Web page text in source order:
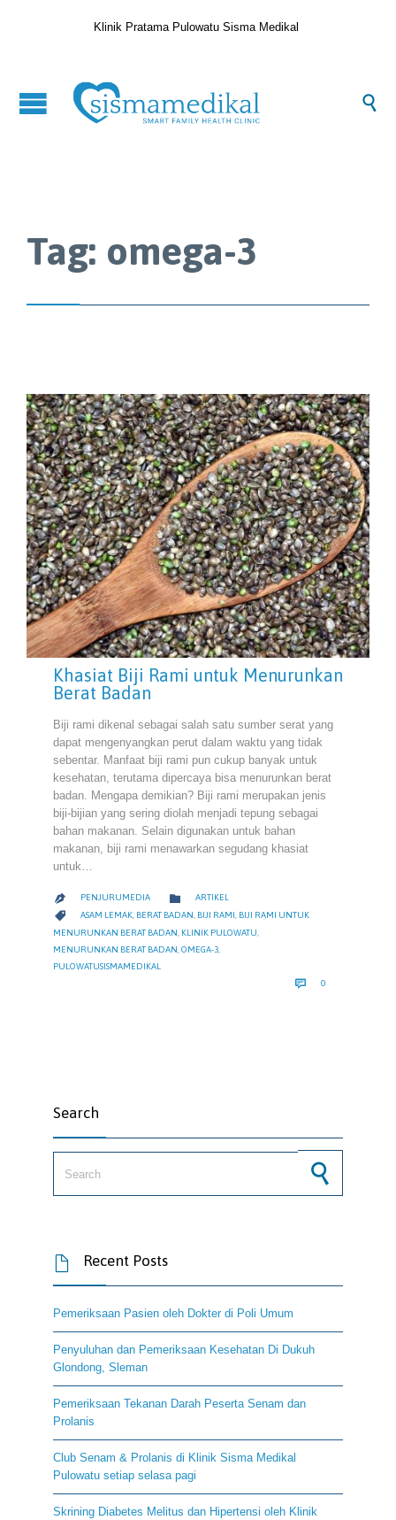
Klinik Pratama Pulowatu Sisma Medikal

Tag: omega-3
Khasiat Biji Rami untuk Menurunkan
Berat Badan
Biji rami dikenal sebagai salah satu sumber serat yang
dapat mengenyangkan perut dalam waktu yang tidak
sebentar. Manfaat biji rami pun cukup banyak untuk
kesehatan, terutama dipercaya bisa menurunkan berat
badan. Mengapa demikian? Biji rami merupakan jenis
biji-bijian yang sering diolah menjadi tepung sebagai
bahan makanan. Selain digunakan untuk bahan
makanan, biji rami menawarkan segudang khasiat
untuk…
 PENJURUMEDIA  CATEGORY
ARTIKEL
 CATEGORY
ASAM LEMAK, BERAT BADAN, BIJI RAMI , BIJI RAMI UNTUK
MENURUNKAN BERAT BADAN KLINIK PULOWATU
MENURUNKAN BERAT BADAN OMEGA-3
PULOWATUSISMAMEDIKAL
 0
Search
 Recent Posts
Pemeriksaan Pasien oleh Dokter di Poli Umum
Penyuluhan dan Pemeriksaan Kesehatan Di Dukuh
Glondong, Sleman
Pemeriksaan Tekanan Darah Peserta Senam dan
Prolanis
Club Senam & Prolanis di Klinik Sisma Medikal
Pulowatu setiap selasa pagi
Skrining Diabetes Melitus dan Hipertensi oleh Klinik